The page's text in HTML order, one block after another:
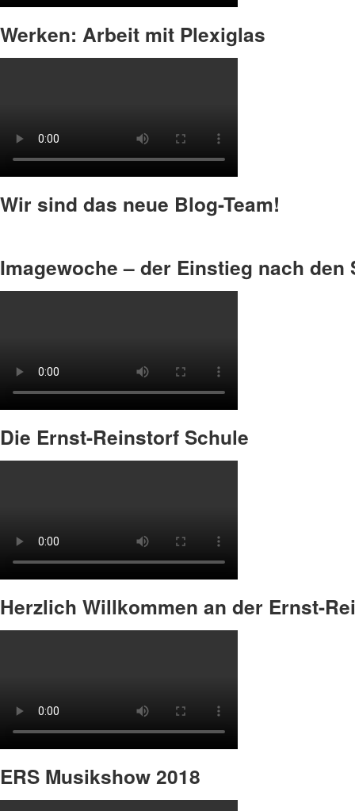
Werken: Arbeit mit Plexiglas
Wir sind das neue Blog-Team!
Imagewoche – der Einstieg nach den
Die Ernst-Reinstorf Schule
Herzlich Willkommen an der Ernst-
ERS Musikshow 2018